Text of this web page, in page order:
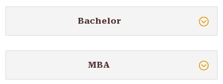
Bachelor
MBA